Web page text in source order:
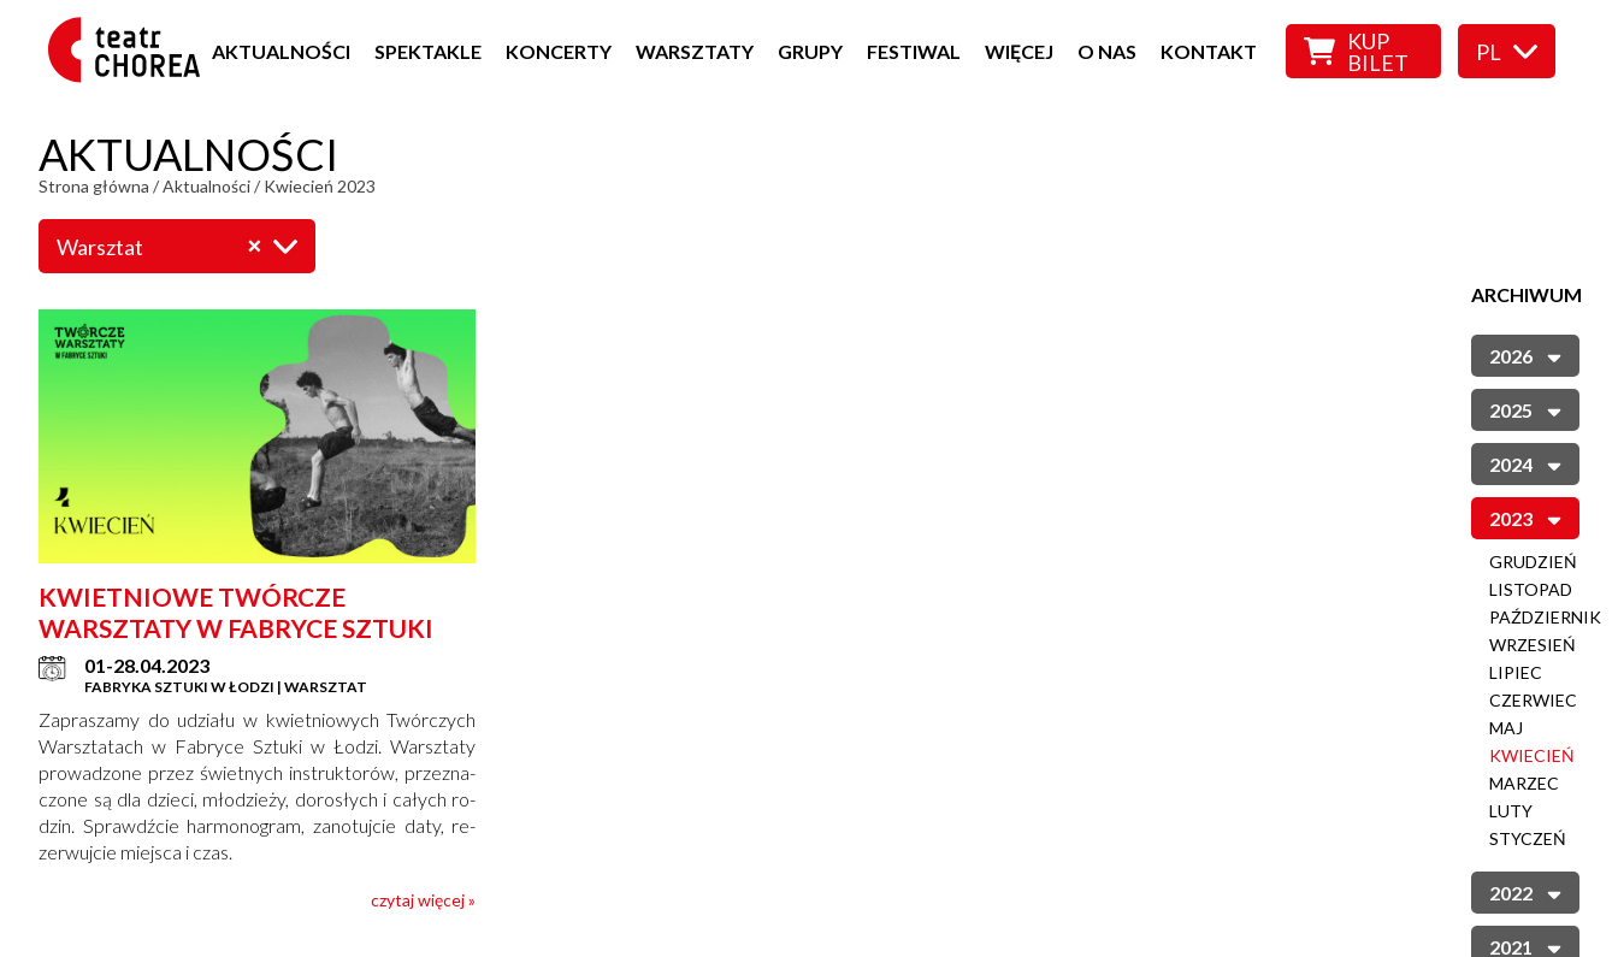
AKTUALNOŚCI SPEKTAKLE KONCERTY WARSZTATY GRUPY FESTIWAL WIĘCEJ O NAS KONTAKT
KUP
BILET
PL
AKTUALNOŚCI
Strona główna /Aktualności/ Kwiecień 2023
Warsztat
KWIETNIOWE TWÓRCZE
WARSZTATY W FABRYCE SZTUKI
01-28.04.2023
FABRYKA SZTUKI W ŁODZI | WARSZTAT
Za­pra­sza­my do udzia­łu w kwietniowych Twór­czych
Warsz­ta­tach w Fa­bry­ce Sztu­ki w Ło­dzi. Warsz­ta­ty
pro­wa­dzo­ne przez świet­nych in­struk­to­rów, prze­zna­
czo­ne są dla dzie­ci, mło­dzie­ży, do­ro­słych i ca­łych ro­
dzin. Sprawdź­cie har­mo­no­gram, za­no­tuj­cie daty, re­
zer­wuj­cie miej­sca i czas.
czytaj więcej »
ARCHIWUM
2026
2025
2024
2023
GRUDZIEŃ
LISTOPAD
PAŹDZIERNIK
WRZESIEŃ
LIPIEC
CZERWIEC
MAJ
KWIECIEŃ
MARZEC
LUTY
STYCZEŃ
2022
2021